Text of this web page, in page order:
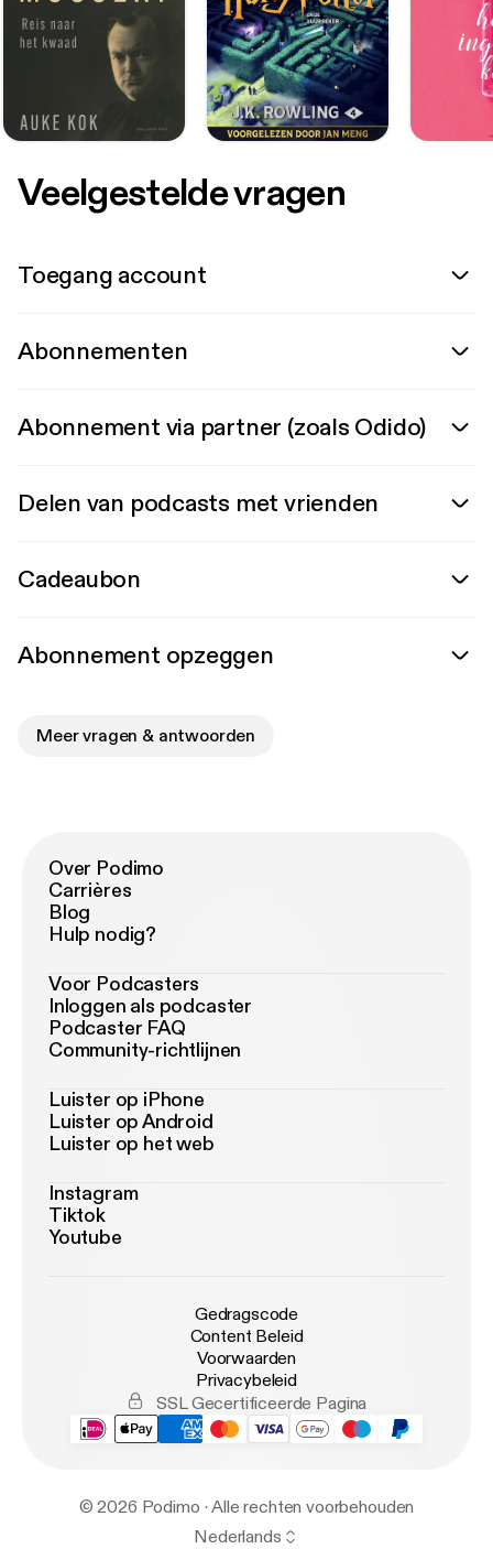
Veelgestelde vragen
Toegang account
Abonnementen
Abonnement via partner (zoals Odido)
Delen van podcasts met vrienden
Cadeaubon
Abonnement opzeggen
Meer vragen & antwoorden
Over Podimo
Carrières
Blog
Hulp nodig?
Voor Podcasters
Inloggen als podcaster
Podcaster FAQ
Community-richtlijnen
Luister op iPhone
Luister op Android
Luister op het web
Instagram
Tiktok
Youtube
Gedragscode
Content Beleid
Voorwaarden
Privacybeleid
SSL Gecertificeerde Pagina
© 2026 Podimo · Alle rechten voorbehouden
Nederlands